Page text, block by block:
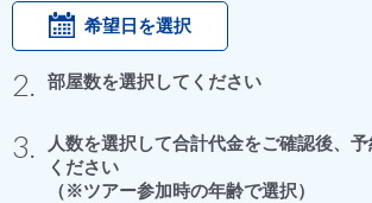
希望日を選択
2. 部屋数を選択してください
3.
人数を選択して合計代金をご確認後、
ください
（※ツアー参加時の年齢で選択）